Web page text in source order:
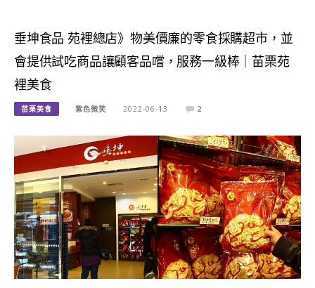
垂坤食品 苑裡總店》物美價廉的零食採購超市，並
會提供試吃商品讓顧客品嚐，服務一級棒｜苗栗苑
裡美食
苗栗美食 紫色微笑 2022-06-13 2